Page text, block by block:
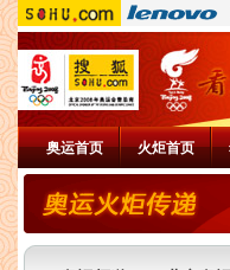
奥运首页 火炬首页